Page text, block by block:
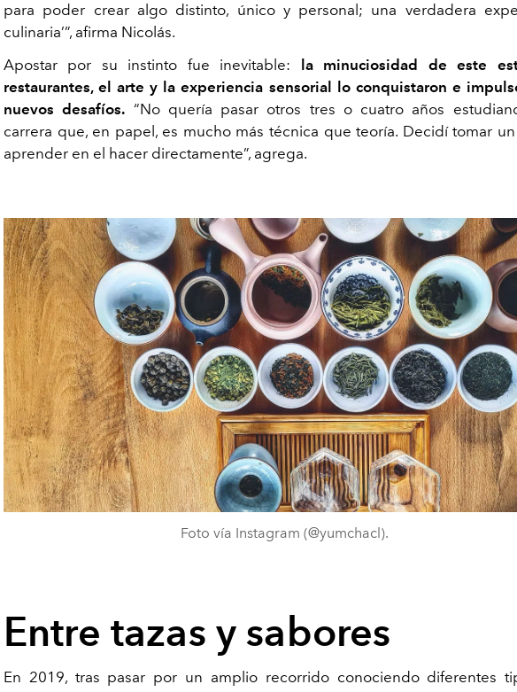
para poder crear algo distinto, único y personal; una verdadera
culinaria’”, afirma Nicolás.
Apostar por su instinto fue inevitable:
la minuciosidad de este
restaurantes, el arte y la experiencia sensorial lo conquistaron e
nuevos desafíos. “No quería pasar otros tres o cuatro años
carrera que, en papel, es mucho más técnica que teoría. Decidí tomar
aprender en el hacer directamente”, agrega.
Foto vía Instagram (@yumchacl).
Entre tazas y sabores
En 2019, tras pasar por un amplio recorrido conociendo diferentes